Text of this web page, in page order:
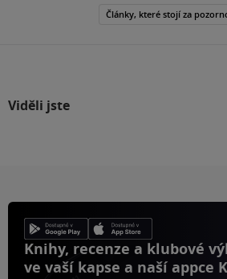
Články, které stojí za
Viděli jste
Knihy, recenze a klubové
ve vaší kapse a naší appce